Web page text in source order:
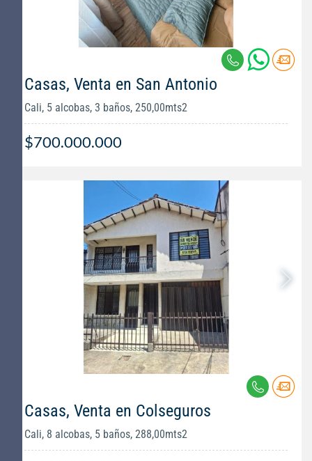
Casas, Venta en San Antonio
Cali, 5 alcobas, 3 baños, 250,00mts2
$700.000.000
Casas, Venta en Colseguros
Cali, 8 alcobas, 5 baños, 288,00mts2